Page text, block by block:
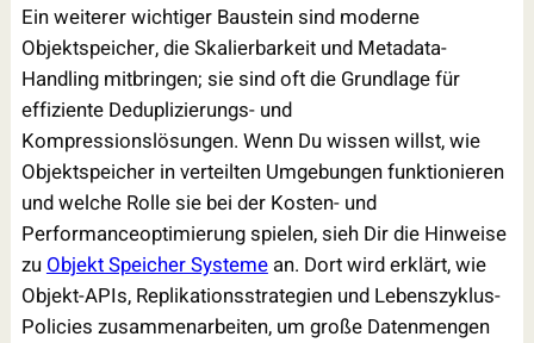
Ein weiterer wichtiger Baustein sind moderne
Objektspeicher, die Skalierbarkeit und Metadata-
Handling mitbringen; sie sind oft die Grundlage für
effiziente Deduplizierungs- und
Kompressionslösungen. Wenn Du wissen willst, wie
Objektspeicher in verteilten Umgebungen funktionieren
und welche Rolle sie bei der Kosten- und
Performanceoptimierung spielen, sieh Dir die Hinweise
zu Objekt Speicher Systemean. Dort wird erklärt, wie
Objekt-APIs, Replikationsstrategien und Lebenszyklus-
Policies zusammenarbeiten, um große Datenmengen